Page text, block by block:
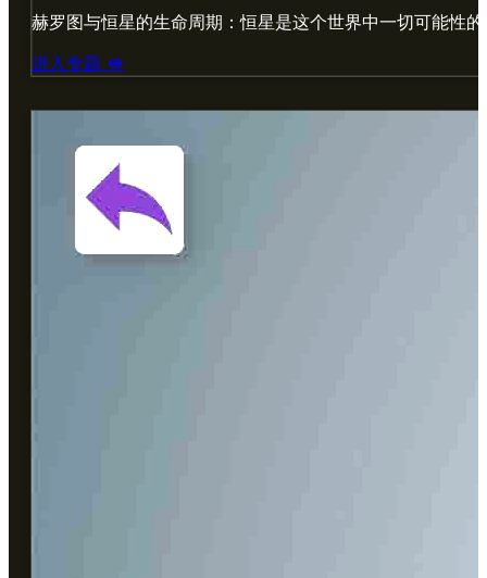
赫罗图与恒星的生命周期：恒星是这个世界中一切可能性
进入专题 